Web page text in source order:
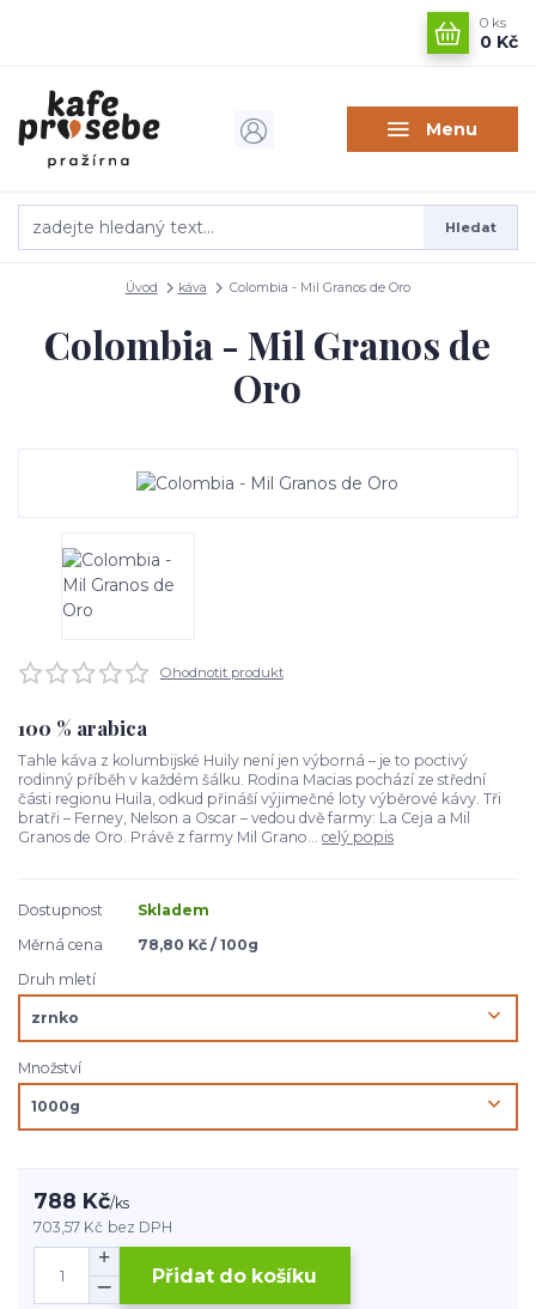
Menu
Hledat
0 ks
0 Kč
Úvod káva Colombia - Mil Granos de Oro
Colombia - Mil Granos de
Oro
Ohodnotit produkt
100 % arabica
Tahle káva z kolumbijské Huily není jen výborná – je to poctivý
rodinný příběh v každém šálku. Rodina Macias pochází ze střední
části regionu Huila, odkud přináší výjimečné loty výběrové kávy. Tři
bratři – Ferney, Nelson a Oscar – vedou dvě farmy: La Ceja a Mil
Granos de Oro. Právě z farmy Mil Grano... celý popis
Dostupnost
Skladem
Měrná cena
78,80 Kč / 100g
Druh mletí
Množství
788 Kč/ks
703,57 Kč bez DPH
Přidat do košíku